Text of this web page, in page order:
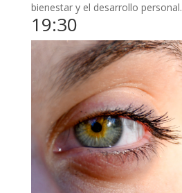
bienestar y el desarrollo personal.
19:30